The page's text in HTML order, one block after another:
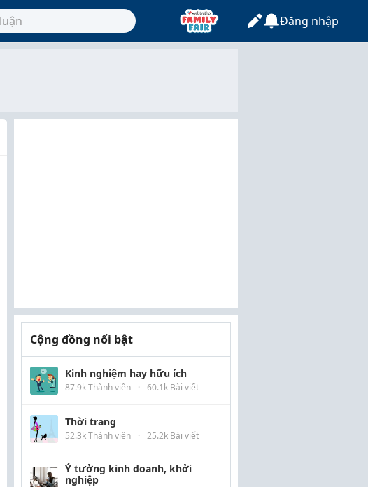
Đăng nhập
Cộng đồng nổi bật
Kinh nghiệm hay hữu ích
87.9k Thành viên · 60.1k Bài viết
Thời trang
52.3k Thành viên · 25.2k Bài viết
Ý tưởng kinh doanh, khởi
nghiệp